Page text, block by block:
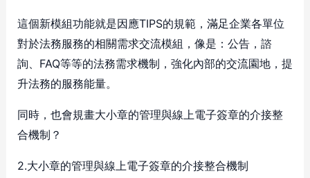
這個新模組功能就是因應TIPS的規範，滿足企業各單位
對於法務服務的相關需求交流模組，像是：公告，諮
詢、FAQ等等的法務需求機制，強化內部的交流園地，提
升法務的服務能量。
同時，也會規畫大小章的管理與線上電子簽章的介接整
合機制？
2.大小章的管理與線上電子簽章的介接整合機制